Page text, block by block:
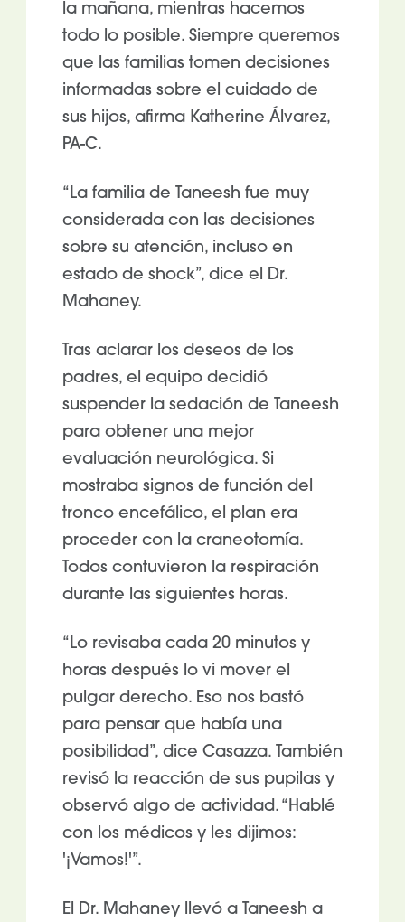
la mañana, mientras hacemos
todo lo posible. Siempre queremos
que las familias tomen decisiones
informadas sobre el cuidado de
sus hijos, afirma Katherine Álvarez,
PA-C.
“La familia de Taneesh fue muy
considerada con las decisiones
sobre su atención, incluso en
estado de shock”, dice el Dr.
Mahaney.
Tras aclarar los deseos de los
padres, el equipo decidió
suspender la sedación de Taneesh
para obtener una mejor
evaluación neurológica. Si
mostraba signos de función del
tronco encefálico, el plan era
proceder con la craneotomía.
Todos contuvieron la respiración
durante las siguientes horas.
“Lo revisaba cada 20 minutos y
horas después lo vi mover el
pulgar derecho. Eso nos bastó
para pensar que había una
posibilidad”, dice Casazza. También
revisó la reacción de sus pupilas y
observó algo de actividad. “Hablé
con los médicos y les dijimos:
'¡Vamos!'”.
El Dr. Mahaney llevó a Taneesh a